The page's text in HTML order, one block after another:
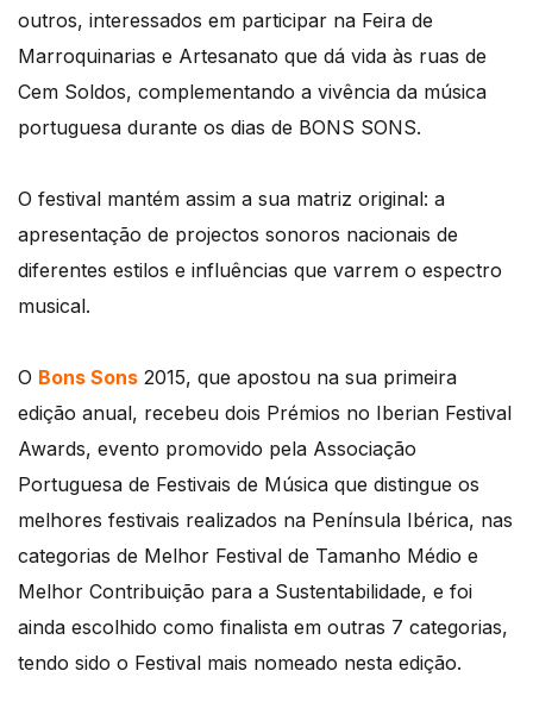
outros, interessados em participar na Feira de
Marroquinarias e Artesanato que dá vida às ruas de
Cem Soldos, complementando a vivência da música
portuguesa durante os dias de BONS SONS.
O festival mantém assim a sua matriz original: a
apresentação de projectos sonoros nacionais de
diferentes estilos e influências que varrem o espectro
musical.
O Bons Sons 2015, que apostou na sua primeira
edição anual, recebeu dois Prémios no Iberian Festival
Awards, evento promovido pela Associação
Portuguesa de Festivais de Música que distingue os
melhores festivais realizados na Península Ibérica, nas
categorias de Melhor Festival de Tamanho Médio e
Melhor Contribuição para a Sustentabilidade, e foi
ainda escolhido como finalista em outras 7 categorias,
tendo sido o Festival mais nomeado nesta edição.